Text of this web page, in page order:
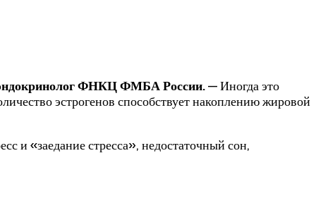
ФНКЦ ФМБА России.— Иногда это
эстрогенов способствует накоплению жировой
и «заедание стресса», недостаточный сон,